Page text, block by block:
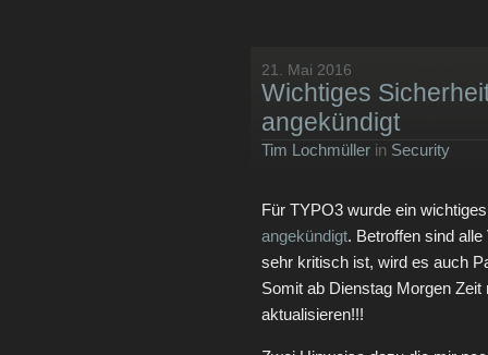
21. Mai 2016
Wichtiges
angekündigt
Tim Lochmüller in Security
Für TYPO3 wurde ein
angekündigt. Betroffen sind
sehr kritisch ist, wird es auch
Somit ab Dienstag Morgen
aktualisieren!!!